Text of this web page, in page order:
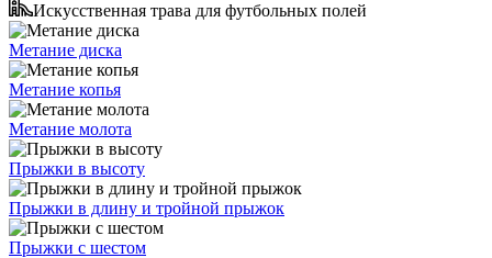
Искусственная трава для футбольных полей
Метание диска
Метание копья
Метание молота
Прыжки в высоту
Прыжки в длину и тройной прыжок
Прыжки с шестом